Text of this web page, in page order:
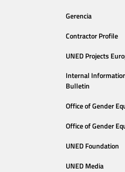
Gerencia
Contractor Profile
UNED Projects
Internal
Bulletin
Office of Gender
Office of Gender
UNED Foundation
UNED Media